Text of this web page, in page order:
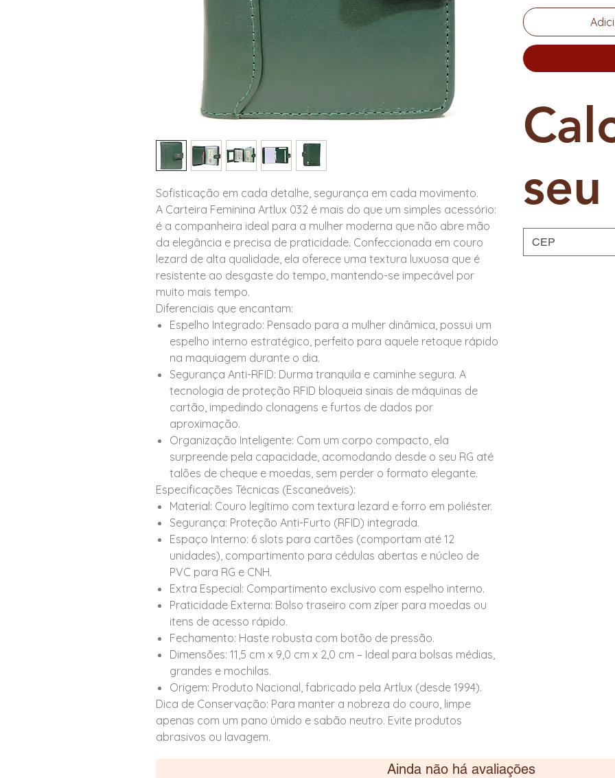
Sofisticação em cada detalhe, segurança em cada movimento.
A Carteira Feminina Artlux 032 é mais do que um simples acessório:
é a companheira ideal para a mulher moderna que não abre mão
da elegância e precisa de praticidade. Confeccionada em couro
lezard de alta qualidade, ela oferece uma textura luxuosa que é
resistente ao desgaste do tempo, mantendo-se impecável por
muito mais tempo.
Diferenciais que encantam:
Espelho Integrado: Pensado para a mulher dinâmica, possui um
espelho interno estratégico, perfeito para aquele retoque rápido
na maquiagem durante o dia.
Segurança Anti-RFID: Durma tranquila e caminhe segura. A
tecnologia de proteção RFID bloqueia sinais de máquinas de
cartão, impedindo clonagens e furtos de dados por
aproximação.
Organização Inteligente: Com um corpo compacto, ela
surpreende pela capacidade, acomodando desde o seu RG até
talões de cheque e moedas, sem perder o formato elegante.
Especificações Técnicas (Escaneáveis):
Material: Couro legítimo com textura lezard e forro em poliéster.
Segurança: Proteção Anti-Furto (RFID) integrada.
Espaço Interno: 6 slots para cartões (comportam até 12
unidades), compartimento para cédulas abertas e núcleo de
PVC para RG e CNH.
Extra Especial: Compartimento exclusivo com espelho interno.
Praticidade Externa: Bolso traseiro com zíper para moedas ou
itens de acesso rápido.
Fechamento: Haste robusta com botão de pressão.
Dimensões: 11,5 cm x 9,0 cm x 2,0 cm – Ideal para bolsas médias,
grandes e mochilas.
Origem: Produto Nacional, fabricado pela Artlux (desde 1994).
Dica de Conservação: Para manter a nobreza do couro, limpe
apenas com um pano úmido e sabão neutro. Evite produtos
abrasivos ou lavagem.
Ainda não há avaliações